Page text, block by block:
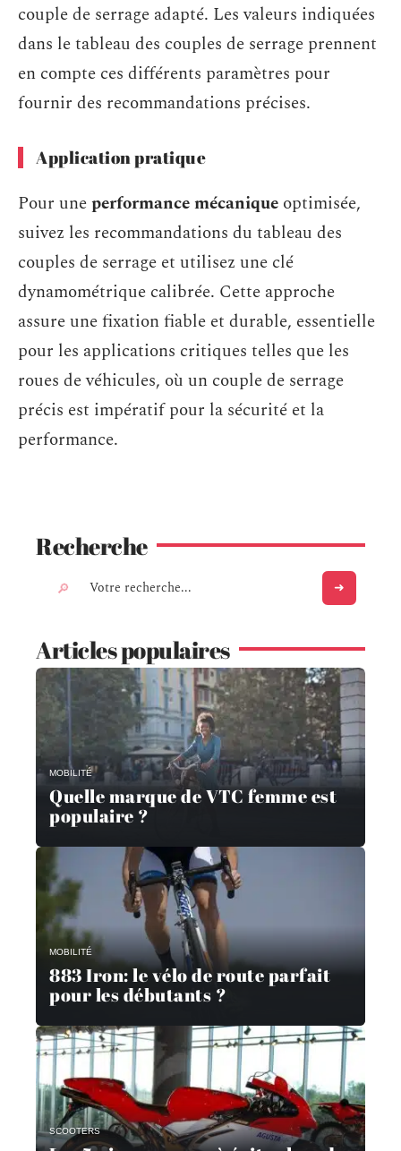
couple de serrage adapté. Les valeurs indiquées
dans le tableau des couples de serrage prennent
en compte ces différents paramètres pour
fournir des recommandations précises.
Application pratique
Pour uneperformance mécanique optimisée,
suivez les recommandations du tableau des
couples de serrage et utilisez une clé
dynamométrique calibrée. Cette approche
assure une fixation fiable et durable, essentielle
pour les applications critiques telles que les
roues de véhicules, où un couple de serrage
précis est impératif pour la sécurité et la
performance.
Recherche
Articles populaires
MOBILITÉ
Quelle marque de VTC femme est
populaire ?
MOBILITÉ
883 Iron: le vélo de route parfait
pour les débutants ?
SCOOTERS